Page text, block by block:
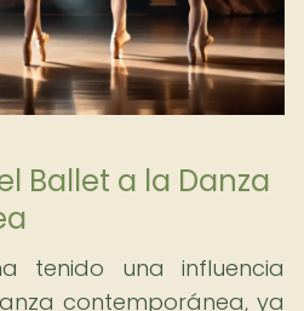
Ballet a la Danza
tenido una influencia
contemporánea, ya